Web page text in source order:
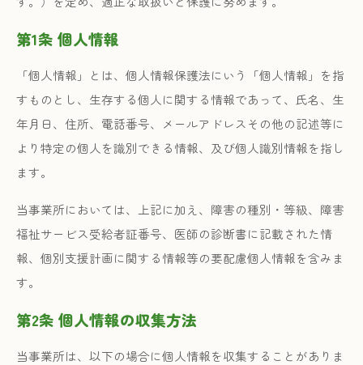
第1条 個人情報
「個人情報」とは、個人情報保護法にいう「個人情報」を指
すものとし、生存する個人に関する情報であって、氏名、生
年月日、住所、電話番号、メールアドレスその他の記述等に
より特定の個人を識別できる情報、及び個人識別情報を指し
ます。
当事業所においては、上記に加え、障害の種別・等級、障害
福祉サービス受給者証番号、医師の診断書に記載された情
報、個別支援計画に関する情報等の要配慮個人情報を含みま
す。
第2条 個人情報の収集方法
当事業所は、以下の場合に個人情報を収集することがありま